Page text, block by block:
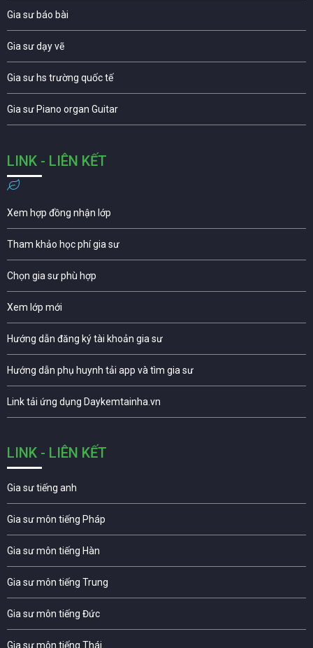
Gia sư báo bài
Gia sư dạy vẽ
Gia sư hs trường quốc tế
Gia sư Piano organ Guitar
LINK - LIÊN KẾT
Xem hợp đồng nhận lớp
Tham khảo học phí gia sư
Chọn gia sư phù hợp
Xem lớp mới
Hướng dẫn đăng ký tài khoản gia sư
Hướng dẫn phụ huynh tải app và tìm gia sư
Link tải ứng dụng Daykemtainha.vn
LINK - LIÊN KẾT
Gia sư tiếng anh
Gia sư môn tiếng Pháp
Gia sư môn tiếng Hàn
Gia sư môn tiếng Trung
Gia sư môn tiếng Đức
Gia sư môn tiếng Thái